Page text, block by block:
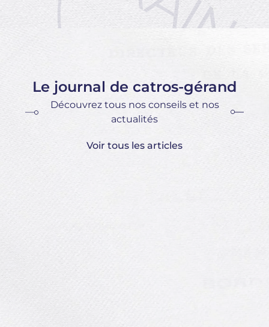
Le journal de catros-gérand
Découvrez tous nos conseils et nos
actualités
Voir tous les articles